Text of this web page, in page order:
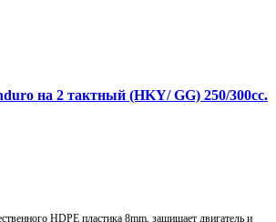
на 2 тактный (HKY/ GG) 250/300cc.
HDPE пластика 8mm, защищает двигатель и